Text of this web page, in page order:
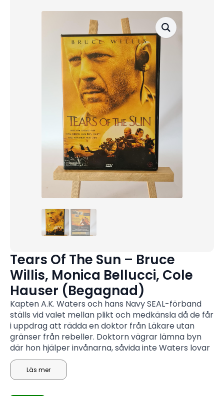
Tears Of The Sun – Bruce
Willis, Monica Bellucci, Cole
Hauser (Begagnad)
Kapten A.K. Waters och hans Navy SEAL-förband
ställs vid valet mellan plikt och medkänsla då de får
i uppdrag att rädda en doktor från Läkare utan
gränser från rebeller. Doktorn vägrar lämna byn
där hon hjälper invånarna, såvida inte Waters lovar
att föra invånarna till trygghet från rebellerna.
Läs mer